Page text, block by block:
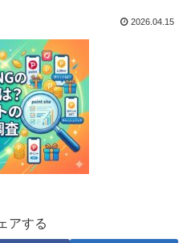
2026.04.15
アする